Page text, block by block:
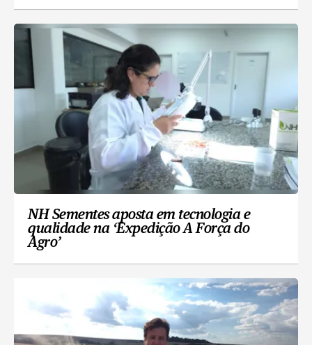
NH Sementes aposta em tecnologia e
qualidade na ‘Expedição A Força do
Agro’